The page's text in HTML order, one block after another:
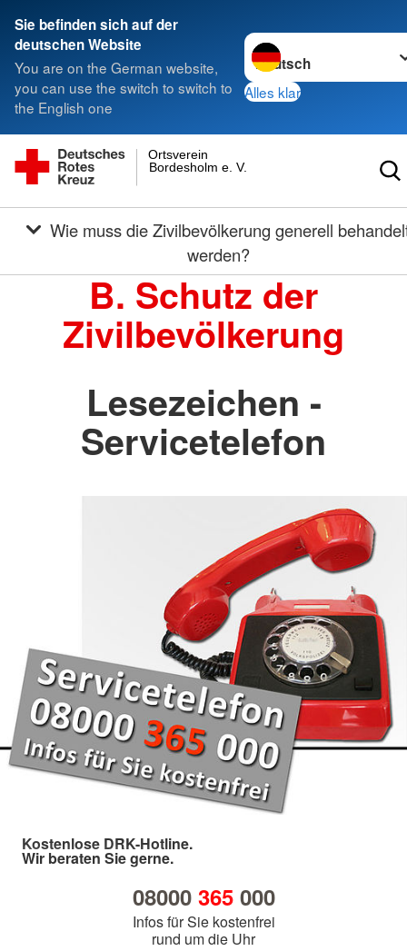
Sie befinden sich auf der
deutschen Website
You are on the German website,
you can use the switch to switch to
the English one
Sprache wechseln zu
Alles klar
Bordesholm e. V.
Ortsverein
Wie muss die Zivilbevölkerung generell behandelt
werden?
B. Schutz der
Zivilbevölkerung
Lesezeichen -
Servicetelefon
Kostenlose DRK-Hotline.
Wir beraten Sie gerne.
08000 365000
Infos für Sie kostenfrei
rund um die Uhr